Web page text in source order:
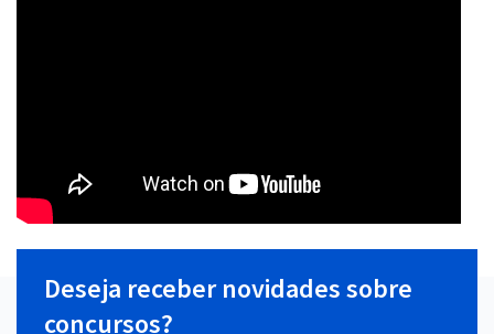
Deseja receber novidades sobre
concursos?